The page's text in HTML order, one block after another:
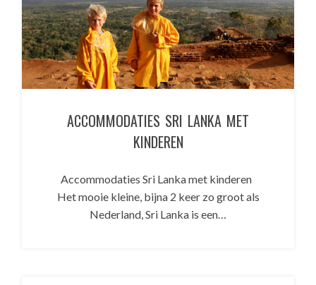
ACCOMMODATIES SRI LANKA MET
KINDEREN
Accommodaties Sri Lanka met kinderen
Het mooie kleine, bijna 2 keer zo groot als
Nederland, Sri Lanka is een…